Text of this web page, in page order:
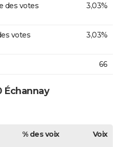
des votes
3,03%
votes
3,03%
66
Échannay
% des voix Voix